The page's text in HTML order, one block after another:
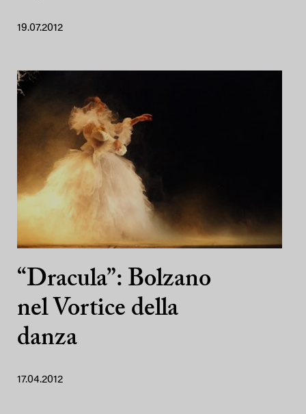
19.07.2012
“Dracula”: Bolzano
nel Vortice della
danza
17.04.2012